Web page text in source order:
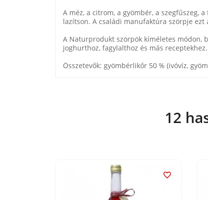
A méz, a citrom, a gyömbér, a szegfűszeg,
lazítson. A családi manufaktúra szörpje
A Naturprodukt szörpök kíméletes módon,
joghurthoz, fagylalthoz és más receptekhez.
Összetevők: gyömbérlikőr 50 % (ivóvíz,
12
